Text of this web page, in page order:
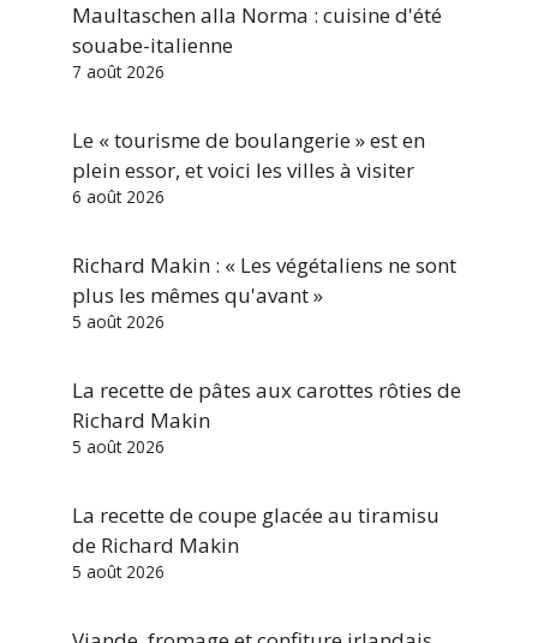
Maultaschen alla Norma : cuisine d'été
souabe-italienne
7 août 2026
Le « tourisme de boulangerie » est en
plein essor, et voici les villes à visiter
6 août 2026
Richard Makin : « Les végétaliens ne sont
plus les mêmes qu'avant »
5 août 2026
La recette de pâtes aux carottes rôties de
Richard Makin
5 août 2026
La recette de coupe glacée au tiramisu
de Richard Makin
5 août 2026